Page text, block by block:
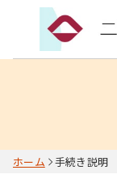
ホーム 手続き説明